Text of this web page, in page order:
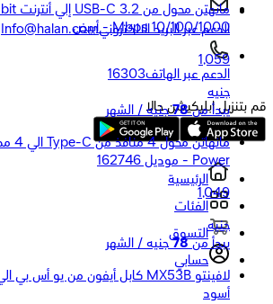
10/100/1000 Mbps - أبيض
1,059
جنيه
يبدأ من 78 جنيه / الشهر
Power - موديل 162746
1,049
جنيه
يبدأ من 78 جنيه / الشهر
أسود
الدعم عبر البريد الالكترونيInfo@halan.com
الدعم عبر الهاتف16303
قم بتنزيل ابليكيشن حالا
الرئيسية
الفئات
التسوق
حسابي